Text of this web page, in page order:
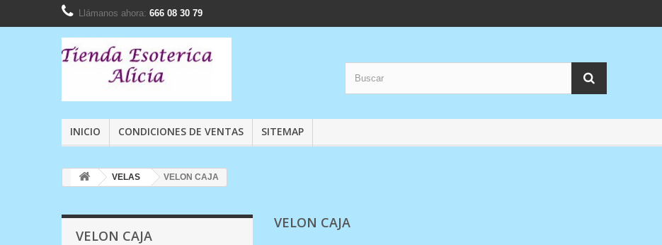
Llámanos ahora: 666 08 30 79
INICIO CONDICIONES DE VENTAS SITEMAP
VELAS VELON CAJA
VELON CAJA
VELON CAJA